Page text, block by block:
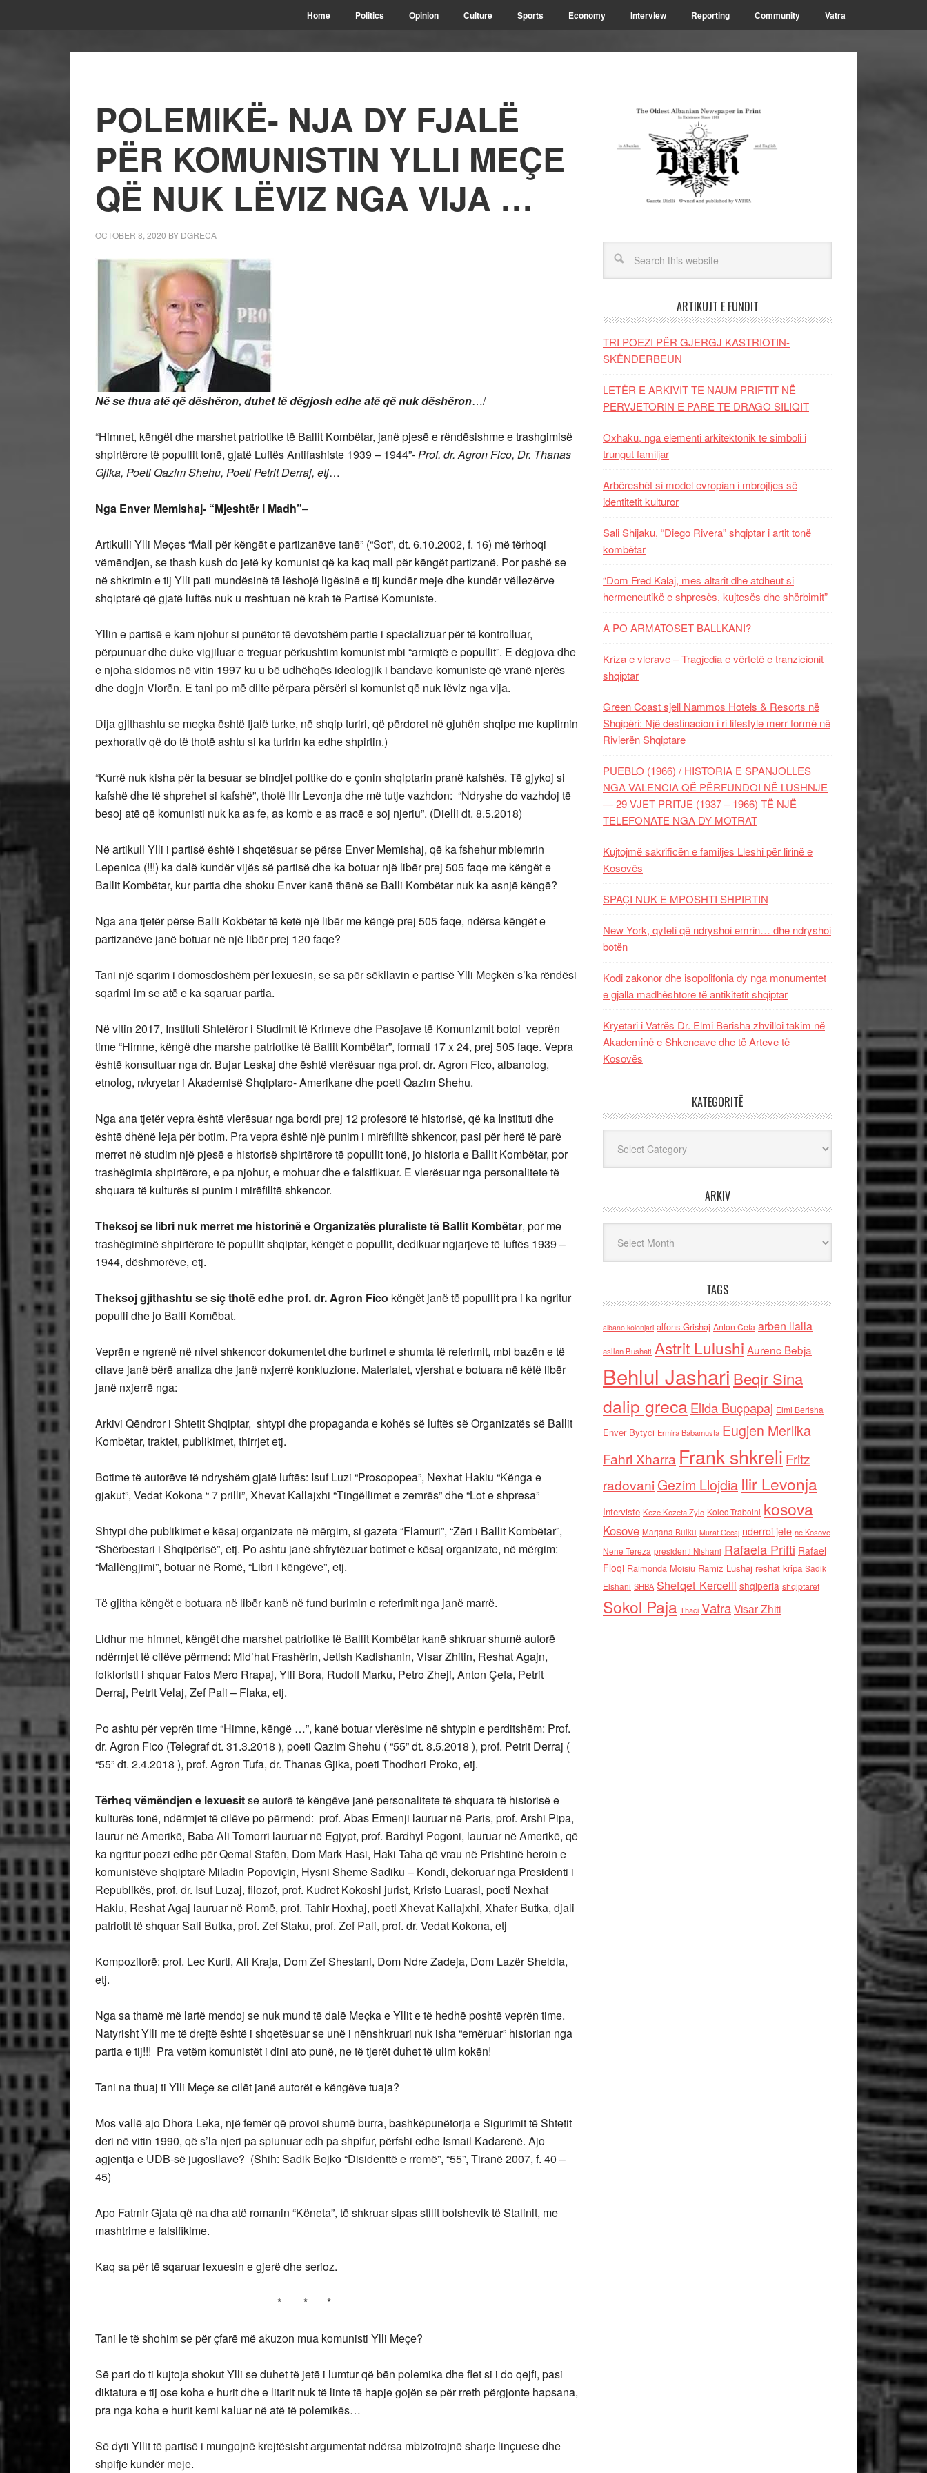
Home Politics Opinion Culture Sports Economy Interview Reporting Community Vatra
POLEMIKË- NJA DY FJALË
PËR KOMUNISTIN YLLI MEÇE
QË NUK LËVIZ NGA VIJA …
OCTOBER 8, 2020 BY DGRECA
Në se thua atë që dëshëron, duhet të dëgjosh edhe atë që nuk dëshëron…/
“Himnet, këngët dhe marshet patriotike të Ballit Kombëtar, janë pjesë e rëndësishme e trashgimisë
shpirtërore të popullit tonë, gjatë Luftës Antifashiste 1939 – 1944”-Prof. dr. Agron Fico, Dr. Thanas
Gjika, Poeti Qazim Shehu, Poeti Petrit Derraj, etj…
Nga Enver Memishaj- “Mjeshtër i Madh”–
Artikulli Ylli Meçes “Mall për këngët e partizanëve tanë” (“Sot”, dt. 6.10.2002, f. 16) më tërhoqi
vëmëndjen, se thash kush do jetë ky komunist që ka kaq mall për këngët partizanë. Por pashë se
në shkrimin e tij Ylli pati mundësinë të lëshojë ligësinë e tij kundër meje dhe kundër vëllezërve
shqiptarë që gjatë luftës nuk u rreshtuan në krah të Partisë Komuniste.
Yllin e partisë e kam njohur si punëtor të devotshëm partie i specializuar për të kontrolluar,
përpunuar dhe duke vigjiluar e treguar përkushtim komunist mbi “armiqtë e popullit”. E dëgjova dhe
e njoha sidomos në vitin 1997 ku u bë udhëhqës ideologjik i bandave komuniste që vranë njerës
dhe dogjn Vlorën. E tani po më dilte përpara përsëri si komunist që nuk lëviz nga vija.
Dija gjithashtu se meçka është fjalë turke, në shqip turiri, që përdoret në gjuhën shqipe me kuptimin
pexhorativ që do të thotë ashtu si ka turirin ka edhe shpirtin.)
“Kurrë nuk kisha për ta besuar se bindjet poltike do e çonin shqiptarin pranë kafshës. Të gjykoj si
kafshë dhe të shprehet si kafshë”, thotë Ilir Levonja dhe më tutje vazhdon: “Ndryshe do vazhdoj të
besoj atë që komunisti nuk ka as fe, as komb e as rracë e soj njeriu”. (Dielli dt. 8.5.2018)
Në artikull Ylli i partisë është i shqetësuar se përse Enver Memishaj, që ka fshehur mbiemrin
Lepenica (!!!) ka dalë kundër vijës së partisë dhe ka botuar një libër prej 505 faqe me këngët e
Ballit Kombëtar, kur partia dhe shoku Enver kanë thënë se Balli Kombëtar nuk ka asnjë këngë?
Nga ana tjetër përse Balli Kokbëtar të ketë një libër me këngë prej 505 faqe, ndërsa këngët e
partizanëve janë botuar në një libër prej 120 faqe?
Tani një sqarim i domosdoshëm për lexuesin, se sa për sëkllavin e partisë Ylli Meçkën s’ka rëndësi
sqarimi im se atë e ka sqaruar partia.
Në vitin 2017, Instituti Shtetëror i Studimit të Krimeve dhe Pasojave të Komunizmit botoi veprën
time “Himne, këngë dhe marshe patriotike të Ballit Kombëtar”, formati 17 x 24, prej 505 faqe. Vepra
është konsultuar nga dr. Bujar Leskaj dhe është vlerësuar nga prof. dr. Agron Fico, albanolog,
etnolog, n/kryetar i Akademisë Shqiptaro- Amerikane dhe poeti Qazim Shehu.
Nga ana tjetër vepra është vlerësuar nga bordi prej 12 profesorë të historisë, që ka Instituti dhe
është dhënë leja për botim. Pra vepra është një punim i mirëfilltë shkencor, pasi për herë të parë
merret në studim një pjesë e historisë shpirtërore të popullit tonë, jo historia e Ballit Kombëtar, por
trashëgimia shpirtërore, e pa njohur, e mohuar dhe e falsifikuar. E vlerësuar nga personalitete të
shquara të kulturës si punim i mirëfilltë shkencor.
Theksoj se libri nuk merret me historinë e Organizatës pluraliste të Ballit Kombëtar, por me
trashëgiminë shpirtërore të popullit shqiptar, këngët e popullit, dedikuar ngjarjeve të luftës 1939 –
1944, dëshmorëve, etj.
Theksoj gjithashtu se siç thotë edhe prof. dr. Agron Fico këngët janë të popullit pra i ka ngritur
populli dhe jo Balli Komëbat.
Veprën e ngrenë në nivel shkencor dokumentet dhe burimet e shumta të referimit, mbi bazën e të
cilave janë bërë analiza dhe janë nxjerrë konkluzione. Materialet, vjershat e botuara në këtë libër
janë nxjerrë nga:
Arkivi Qëndror i Shtetit Shqiptar, shtypi dhe propaganda e kohës së luftës së Organizatës së Ballit
Kombëtar, traktet, publikimet, thirrjet etj.
Botime të autorëve të ndryshëm gjatë luftës: Isuf Luzi “Prosopopea”, Nexhat Hakiu “Kënga e
gjakut”, Vedat Kokona “ 7 prilli”, Xhevat Kallajxhi “Tingëllimet e zemrës” dhe “Lot e shpresa”
Shtypi dhe publikimet e kësaj organizate në mërgim, si gazeta “Flamuri”, “Zëri i Ballit Kombëtar”,
“Shërbestari i Shqipërisë”, etj. Po ashtu janë shfrytëzuar botimet e kësaj organizate, në mërgim:
“Mallëngjimi”, botuar në Romë, “Libri i këngëve”, etj.
Të gjitha këngët e botuara në libër kanë në fund burimin e referimit nga janë marrë.
Lidhur me himnet, këngët dhe marshet patriotike të Ballit Kombëtar kanë shkruar shumë autorë
ndërmjet të cilëve përmend: Mid’hat Frashërin, Jetish Kadishanin, Visar Zhitin, Reshat Agajn,
folkloristi i shquar Fatos Mero Rrapaj, Ylli Bora, Rudolf Marku, Petro Zheji, Anton Çefa, Petrit
Derraj, Petrit Velaj, Zef Pali – Flaka, etj.
Po ashtu për veprën time “Himne, këngë …”, kanë botuar vlerësime në shtypin e perditshëm: Prof.
dr. Agron Fico (Telegraf dt. 31.3.2018 ), poeti Qazim Shehu ( “55” dt. 8.5.2018 ), prof. Petrit Derraj (
“55” dt. 2.4.2018 ), prof. Agron Tufa, dr. Thanas Gjika, poeti Thodhori Proko, etj.
Tërheq vëmëndjen e lexuesitse autorë të këngëve janë personalitete të shquara të historisë e
kulturës tonë, ndërmjet të cilëve po përmend: prof. Abas Ermenji lauruar në Paris, prof. Arshi Pipa,
laurur në Amerikë, Baba Ali Tomorri lauruar në Egjypt, prof. Bardhyl Pogoni, lauruar në Amerikë, që
ka ngritur poezi edhe për Qemal Stafën, Dom Mark Hasi, Haki Taha që vrau në Prishtinë heroin e
komunistëve shqiptarë Miladin Popoviçin, Hysni Sheme Sadiku – Kondi, dekoruar nga Presidenti i
Republikës, prof. dr. Isuf Luzaj, filozof, prof. Kudret Kokoshi jurist, Kristo Luarasi, poeti Nexhat
Hakiu, Reshat Agaj lauruar në Romë, prof. Tahir Hoxhaj, poeti Xhevat Kallajxhi, Xhafer Butka, djali
patriotit të shquar Sali Butka, prof. Zef Staku, prof. Zef Pali, prof. dr. Vedat Kokona, etj
Kompozitorë: prof. Lec Kurti, Ali Kraja, Dom Zef Shestani, Dom Ndre Zadeja, Dom Lazër Sheldia,
etj.
Nga sa thamë më lartë mendoj se nuk mund të dalë Meçka e Yllit e të hedhë poshtë veprën time.
Natyrisht Ylli me të drejtë është i shqetësuar se unë i nënshkruari nuk isha “emëruar” historian nga
partia e tij!!! Pra vetëm komunistët i dini ato punë, ne të tjerët duhet të ulim kokën!
Tani na thuaj ti Ylli Meçe se cilët janë autorët e këngëve tuaja?
Mos vallë ajo Dhora Leka, një femër që provoi shumë burra, bashkëpunëtorja e Sigurimit të Shtetit
deri në vitin 1990, që s’la njeri pa spiunuar edh pa shpifur, përfshi edhe Ismail Kadarenë. Ajo
agjentja e UDB-së jugosllave? (Shih: Sadik Bejko “Disidenttë e rremë”, “55”, Tiranë 2007, f. 40 –
45)
Apo Fatmir Gjata që na dha atë romanin “Këneta”, të shkruar sipas stilit bolshevik të Stalinit, me
mashtrime e falsifikime.
Kaq sa për të sqaruar lexuesin e gjerë dhe serioz.
* * *
Tani le të shohim se për çfarë më akuzon mua komunisti Ylli Meçe?
Së pari do ti kujtoja shokut Ylli se duhet të jetë i lumtur që bën polemika dhe flet si i do qejfi, pasi
diktatura e tij ose koha e hurit dhe e litarit nuk të linte të hapje gojën se për rreth përgjonte hapsana,
pra nga koha e hurit kemi kaluar në atë të polemikës…
Së dyti Yllit të partisë i mungojnë krejtësisht argumentat ndërsa mbizotrojnë sharje linçuese dhe
shpifje kundër meje.
ARTIKUJT E FUNDIT
TRI POEZI PËR GJERGJ KASTRIOTIN-
SKËNDERBEUN
LETËR E ARKIVIT TE NAUM PRIFTIT NË
PERVJETORIN E PARE TE DRAGO SILIQIT
Oxhaku, nga elementi arkitektonik te simboli i
trungut familjar
Arbëreshët si model evropian i mbrojtjes së
identitetit kulturor
Sali Shijaku, “Diego Rivera” shqiptar i artit tonë
kombëtar
“Dom Fred Kalaj, mes altarit dhe atdheut si
hermeneutikë e shpresës, kujtesës dhe shërbimit”
A PO ARMATOSET BALLKANI?
Kriza e vlerave – Tragjedia e vërtetë e tranzicionit
shqiptar
Green Coast sjell Nammos Hotels & Resorts në
Shqipëri: Një destinacion i ri lifestyle merr formë në
Rivierën Shqiptare
PUEBLO (1966) / HISTORIA E SPANJOLLES
NGA VALENCIA QË PËRFUNDOI NË LUSHNJE
— 29 VJET PRITJE (1937 – 1966) TË NJË
TELEFONATE NGA DY MOTRAT
Kujtojmë sakrificën e familjes Lleshi për lirinë e
Kosovës
SPAÇI NUK E MPOSHTI SHPIRTIN
New York, qyteti që ndryshoi emrin… dhe ndryshoi
botën
Kodi zakonor dhe isopolifonia dy nga monumentet
e gjalla madhështore të antikitetit shqiptar
Kryetari i Vatrës Dr. Elmi Berisha zhvilloi takim në
Akademinë e Shkencave dhe të Arteve të
Kosovës
KATEGORITË
ARKIV
TAGS
albano kolonjari alfons Grishaj Anton Cefa arben llalla
asllan Bushati Astrit Lulushi Aurenc Bebja
Behlul Jashari Beqir Sina
dalip grecaElida Buçpapaj Elmi Berisha
Enver Bytyci Ermira Babamusta Eugjen Merlika
Fahri Xharra Frank shkreli Fritz
radovaniGezim Llojdia Ilir Levonja
Interviste Keze Kozeta Zylo Kolec Traboini kosova
Kosove Marjana Bulku Murat Gecaj nderroi jete ne Kosove
Nene Tereza presidenti Nishani Rafaela Prifti Rafael
Floqi Raimonda Moisiu Ramiz Lushaj reshat kripa Sadik
Elshani SHBA Shefqet Kercelli shqiperia shqiptaret
Sokol Paja Thaci VatraVisar Zhiti